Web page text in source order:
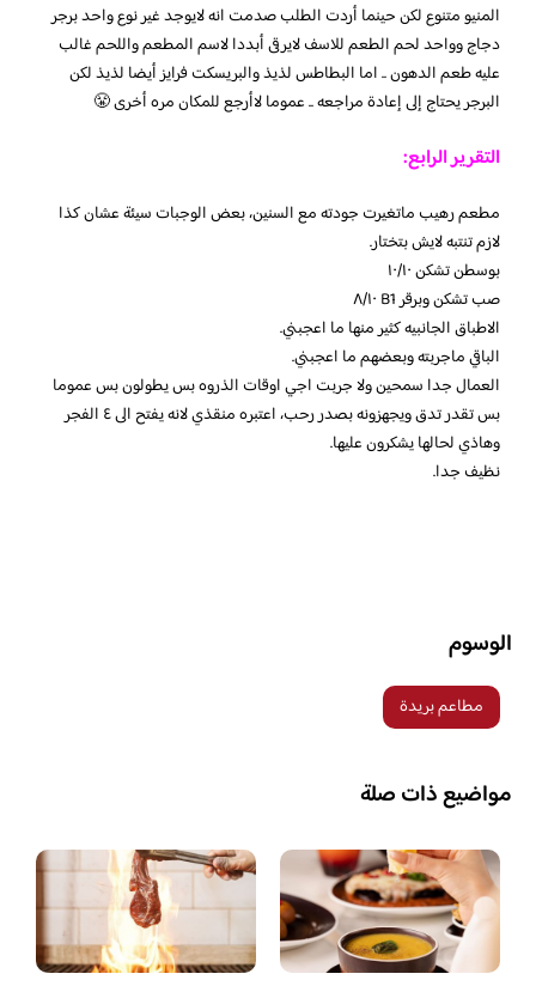
المنيو متنوع لكن حينما أردت الطلب صدمت انه لايوجد غير نوع واحد برجر
دجاج وواحد لحم الطعم للاسف لايرقى أبددا لاسم المطعم واللحم غالب
عليه طعم الدهون .. اما البطاطس لذيذ والبريسكت فرايز أيضا لذيذ لكن
البرجر يحتاج إلى إعادة مراجعه .. عموما لاأرجع للمكان مره أخرى 😤
التقرير الرابع:
مطعم رهيب ماتغيرت جودته مع السنين، بعض الوجبات سيئة عشان كذا
لازم تنتبه لايش بتختار.
بوسطن تشكن ١٠/١٠
صب تشكن وبرقر B1 ٨/١٠
الاطباق الجانبيه كثير منها ما اعجبني.
الباقي ماجربته وبعضهم ما اعجبني.
العمال جدا سمحين ولا جربت اجي اوقات الذروه بس يطولون بس عموما
بس تقدر تدق ويجهزونه بصدر رحب، اعتبره منقذي لانه يفتح الى ٤ الفجر
وهاذي لحالها يشكرون عليها.
نظيف جدا.
الوسوم
مطاعم بريدة
مواضيع ذات صلة